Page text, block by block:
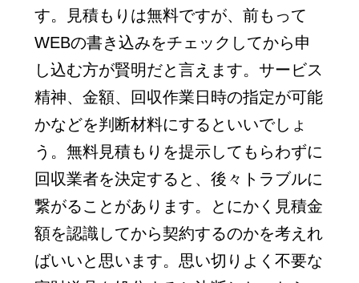
す。見積もりは無料ですが、前もって
WEBの書き込みをチェックしてから申
し込む方が賢明だと言えます。サービス
精神、金額、回収作業日時の指定が可能
かなどを判断材料にするといいでしょ
う。無料見積もりを提示してもらわずに
回収業者を決定すると、後々トラブルに
繋がることがあります。とにかく見積金
額を認識してから契約するのかを考えれ
ばいいと思います。思い切りよく不要な